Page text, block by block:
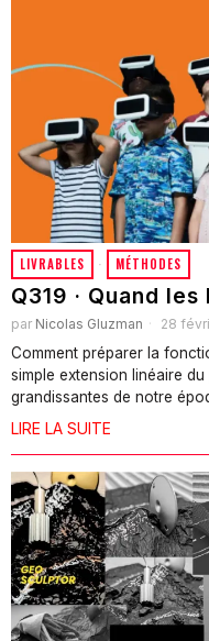
LIVRABLES · MÉTHODES
Q319 · Quand
par Nicolas Gluzman 28
Comment préparer la
simple extension linéaire
grandissantes de notre
LIRE LA SUITE